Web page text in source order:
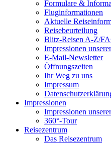
Formulare &
Fluginformationen
Aktuelle
Reisebeurteilung
Blitz-Reisen A-Z/
Impressionen
E-Mail-Newsletter
Öffnungszeiten
Ihr Weg zu uns
Impressum
Impressionen
Impressionen
360°-Tour
Reisezentrum
Das Reisezentrum